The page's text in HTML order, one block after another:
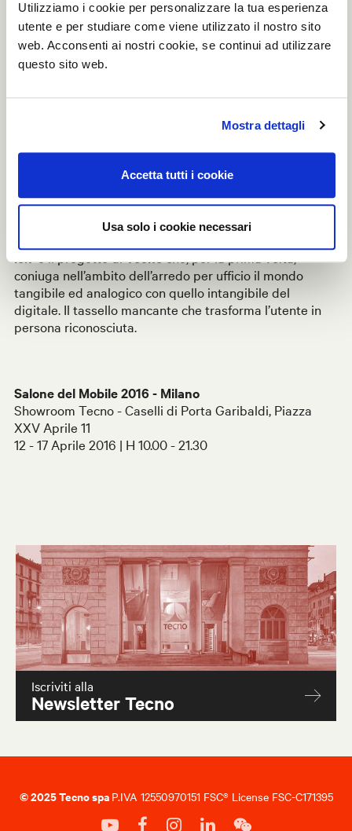
Utilizziamo i cookie per personalizzare la tua esperienza
utente e per studiare come viene utilizzato il nostro sito
web. Acconsenti ai nostri cookie, se continui ad utilizzare
questo sito web.
Mostra dettagli
Accetta tutti i cookie
Usa solo i cookie necessari
Il sistema di arredi intelligentiio.Tpermette uno
scambio in tempo reale di informazioni che consentono
di migliorare la gestione dell’area, di minimizzare i
consumi e di ottimizzare le risorse.
L’autenticazione dell’utente, il controllo degli accessi e
funzionalità, la prenotazione del posto lavoro e sale
meeting, l’analisi e controllo delle condizioni ambientali
sono alcune delle funzionalità degli arrediio.Tche, oltre
a migliorare la qualità del lavoro individuale,
parte del gestore e l’ottimizzazione dei costi di
mantenimento del building.
io.Tè il progetto diTecnoche, per la prima volta,
coniuga nell’ambito dell’arredo per ufficio il mondo
tangibile ed analogico con quello intangibile del
digitale. Il tassello mancante che trasforma l’utente in
persona riconosciuta.
Salone del Mobile 2016 - Milano
Showroom Tecno - Caselli di Porta Garibaldi, Piazza
XXV Aprile 11
12 - 17 Aprile 2016 | H 10.00 - 21.30
Iscriviti alla
Newsletter Tecno
© 2025 Tecno spa P.IVA 12550970151 FSC® License FSC-C171395